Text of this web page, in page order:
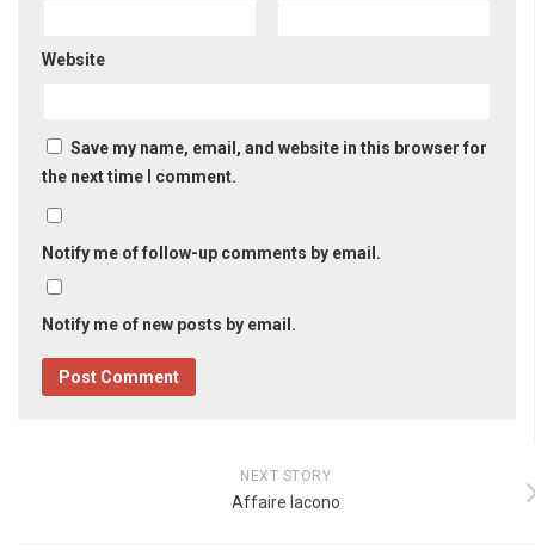
Website
Save my name, email, and website in this browser for
the next time I comment.
Notify me of follow-up comments by email.
Notify me of new posts by email.
NEXT STORY
Affaire Iacono